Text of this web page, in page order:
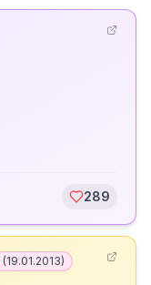
289
(19.01.2013)